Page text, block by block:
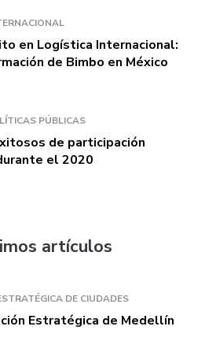
en Logística Internacional:
de Bimbo en México
PÚBLICAS
de participación
el 2020
artículos
DE CIUDADES
Estratégica de Medellín